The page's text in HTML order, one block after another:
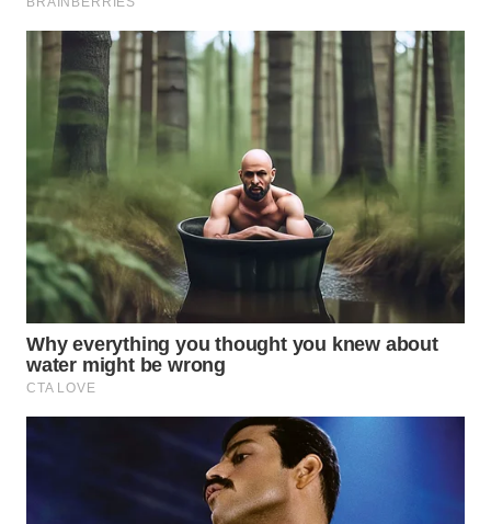
SAMOSIR
WN
PADANG
LAWAS
WN
SUMEDANG
WN
CIANJUR
WN
KEPULAUAN
SERIBU